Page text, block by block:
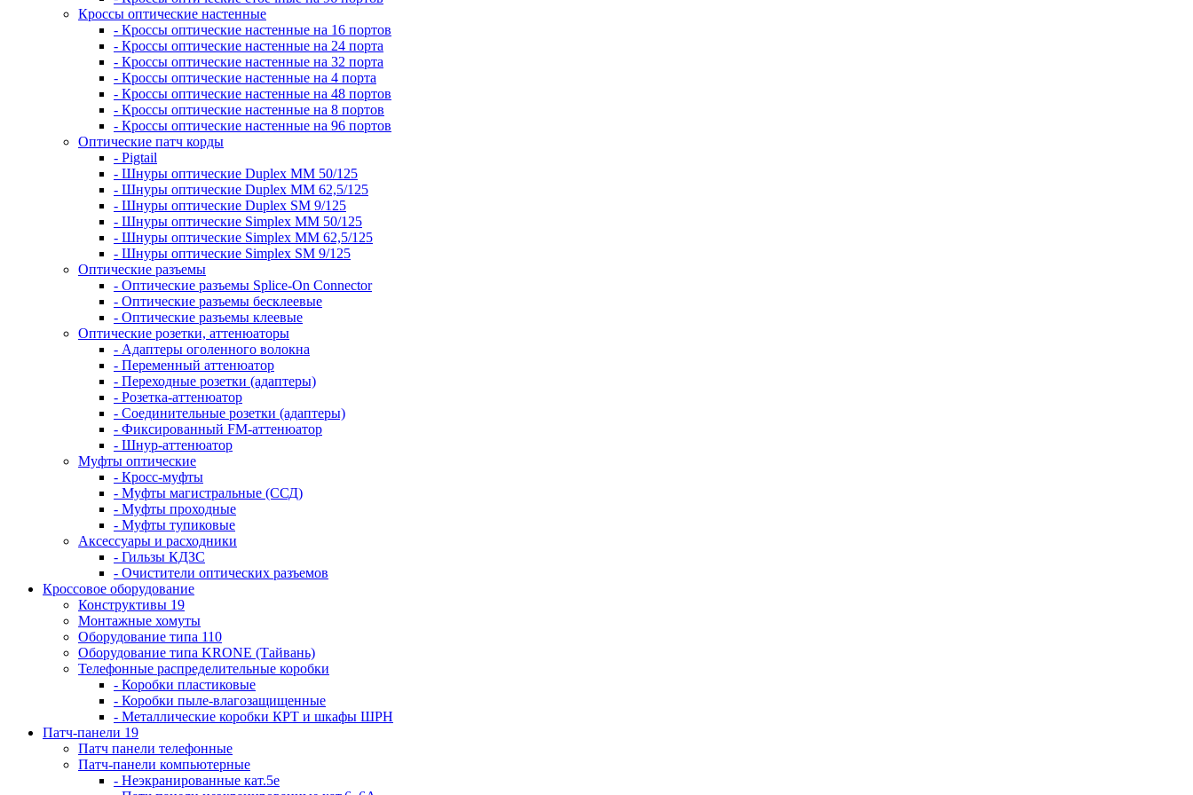
Кроссы оптические настенные
- Кроссы оптические настенные на 16 портов
- Кроссы оптические настенные на 24 порта
- Кроссы оптические настенные на 32 порта
- Кроссы оптические настенные на 4 порта
- Кроссы оптические настенные на 48 портов
- Кроссы оптические настенные на 8 портов
- Кроссы оптические настенные на 96 портов
Оптические патч корды
- Pigtail
- Шнуры оптические Duplex MM 50/125
- Шнуры оптические Duplex MM 62,5/125
- Шнуры оптические Duplex SM 9/125
- Шнуры оптические Simplex MM 50/125
- Шнуры оптические Simplex MM 62,5/125
- Шнуры оптические Simplex SM 9/125
Оптические разъемы
- Оптические разъемы Splice-On Connector
- Оптические разъемы бесклеевые
- Оптические разъемы клеевые
Оптические розетки, аттенюаторы
- Адаптеры оголенного волокна
- Переменный аттенюатор
- Переходные розетки (адаптеры)
- Розетка-аттенюатор
- Соединительные розетки (адаптеры)
- Фиксированный FM-аттенюатор
- Шнур-аттенюатор
Муфты оптические
- Кросс-муфты
- Муфты магистральные (ССД)
- Муфты проходные
- Муфты тупиковые
Аксессуары и расходники
- Гильзы КДЗС
- Очистители оптических разъемов
Кроссовое оборудование
Конструктивы 19
Монтажные хомуты
Оборудование типа 110
Оборудование типа KRONE (Тайвань)
Телефонные распределительные коробки
- Коробки пластиковые
- Коробки пыле-влагозащищенные
- Металлические коробки КРТ и шкафы ШРН
Патч-панели 19
Патч панели телефонные
Патч-панели компьютерные
- Неэкранированные кат.5е